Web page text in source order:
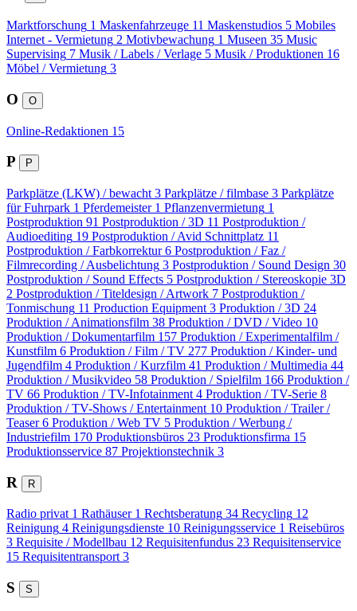
Marktforschung 1 Maskenfahrzeuge 11 Maskenstudios 5 Mobiles
Internet - Vermietung 2 Motivbewachung 1 Museen 35 Music
Supervising 7 Musik / Labels / Verlage 5 Musik / Produktionen 16
Möbel / Vermietung 3
O O
Online-Redaktionen 15
P P
Parkplätze (LKW) / bewacht 3 Parkplätze / filmbase 3 Parkplätze
für Fuhrpark 1 Pferdemeister 1 Pflanzenvermietung 1
Postproduktion 91 Postproduktion / 3D 11 Postproduktion /
Audioediting 19 Postproduktion / Avid Schnittplatz 11
Postproduktion / Farbkorrektur 6 Postproduktion / Faz /
Filmrecording / Ausbelichtung 3 Postproduktion / Sound Design 30
Postproduktion / Sound Effects 5 Postproduktion / Stereoskopie 3D
2 Postproduktion / Titeldesign / Artwork 7 Postproduktion /
Tonmischung 11 Production Equipment 3 Produktion / 3D 24
Produktion / Animationsfilm 38 Produktion / DVD / Video 10
Produktion / Dokumentarfilm 157 Produktion / Experimentalfilm /
Kunstfilm 6 Produktion / Film / TV 277 Produktion / Kinder- und
Jugendfilm 4 Produktion / Kurzfilm 41 Produktion / Multimedia 44
Produktion / Musikvideo 58 Produktion / Spielfilm 166 Produktion /
TV 66 Produktion / TV-Infotainment 4 Produktion / TV-Serie 8
Produktion / TV-Shows / Entertainment 10 Produktion / Trailer /
Teaser 6 Produktion / Web TV 5 Produktion / Werbung /
Industriefilm 170 Produktionsbüros 23 Produktionsfirma 15
Produktionsservice 87 Projektionstechnik 3
R R
Radio privat 1 Rathäuser 1 Rechtsberatung 34 Recycling 12
Reinigung 4 Reinigungsdienste 10 Reinigungsservice 1 Reisebüros
3 Requisite / Modellbau 12 Requisitenfundus 23 Requisitenservice
15 Requisitentransport 3
S S